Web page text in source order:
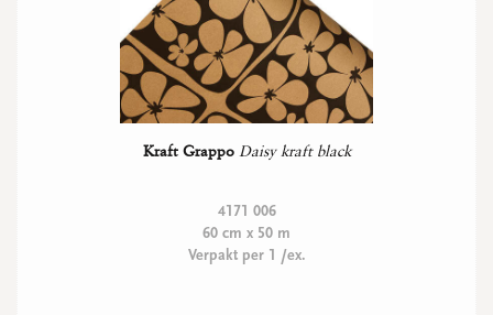
Kraft Grappo Daisy kraft black
4171 006
60 cm x 50 m
Verpakt per 1 /ex.